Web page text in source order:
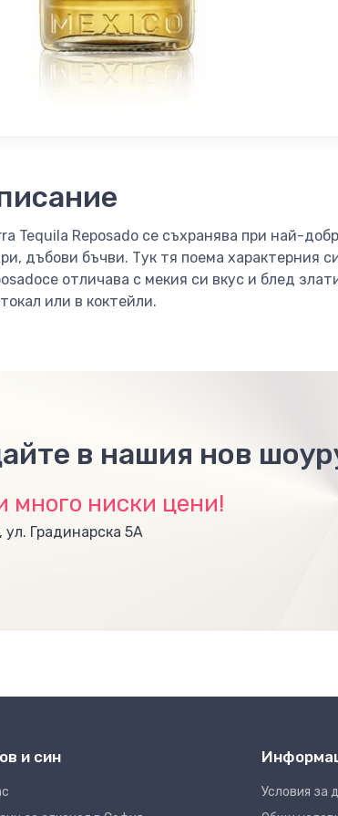
Tequila Reposado се съхранява при най-
дъбови бъчви. Тук тя поема характерния
отличава с мекия си вкус и блед
или в коктейли.
в нашия нов
много ниски цени!
Градинарска 5А
и син
Условия за